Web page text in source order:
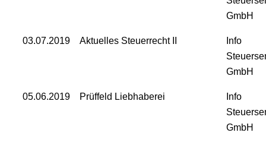
GmbH
03.07.2019 Aktuelles Steuerrecht II
Info
GmbH
05.06.2019 Prüffeld Liebhaberei
Info
GmbH